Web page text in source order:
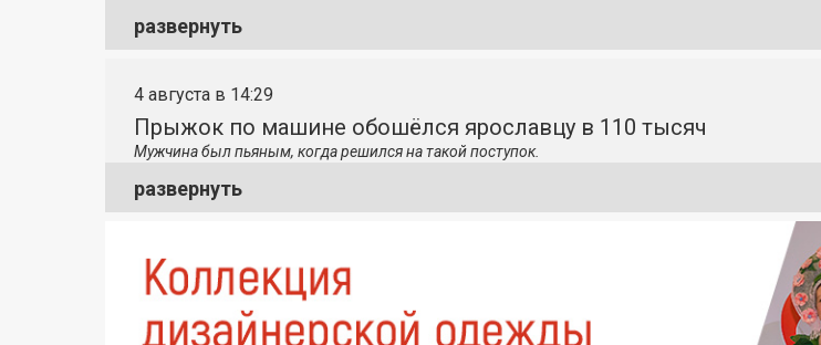
развернуть
4 августа в 14:29
Прыжок по машине обошёлся ярославцу в 110 тысяч
Мужчина был пьяным, когда решился на такой поступок.
развернуть